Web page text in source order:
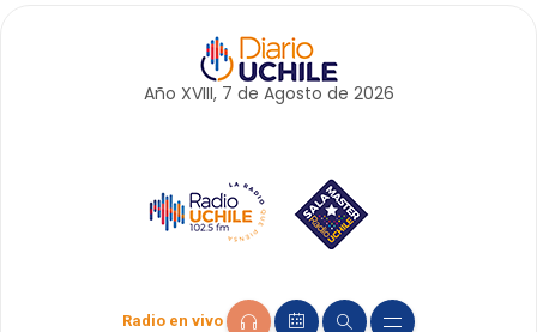
Año XVIII, 7 de Agosto de 2026
Radio en vivo